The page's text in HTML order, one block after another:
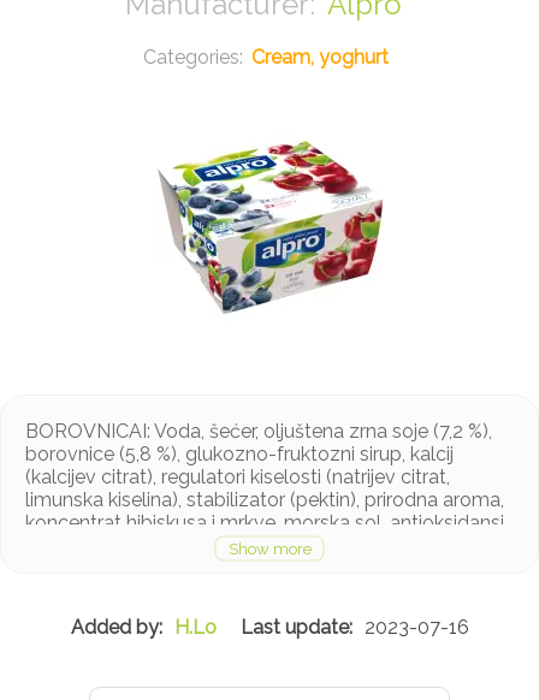
Cream, yoghurt
BOROVNICAI: Voda, šećer, oljuštena zrna soje (7,2 %),
borovnice (5,8 %), glukozno-fruktozni sirup, kalcij
(kalcijev citrat), regulatori kiselosti (natrijev citrat,
limunska kiselina), stabilizator (pektin), prirodna aroma,
koncentrat hibiskusa i mrkve, morska sol, antioksidansi
(mješavina tokoferola obogaćena, askorbil palmitat),
vitamini (B2, B12, D2), jogurtne kulture (S. thermophilus,
šećer, višnje (6,3 %), sok od višnje od koncentriranog
soka (4,6 %), glukozno-fruktozni sirup, kalcij (kalcijev
citrat, limunska kiselina), bojilo (antocijani), koncentrat
H.Lo 2023-07-16